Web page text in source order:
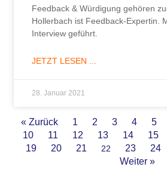
Feedback & Würdigung gehören
Hollerbach ist Feedback-Expertin.
Interview geführt.
JETZT LESEN ...
28. Januar 2021
« Zurück 1 2 3 4 5
10
11 12 13 14 15
19
20 21 22 23 24
Weiter »